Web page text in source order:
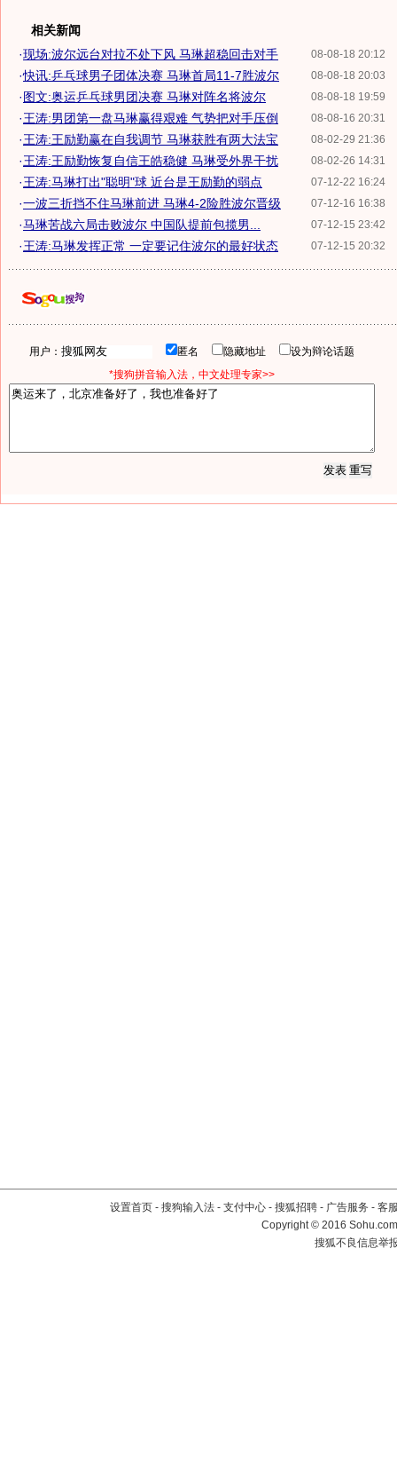
相关新闻
08-08-18 20:12
·现场:波尔远台对拉不处下风 马琳超稳回击对手
08-08-18 20:03
·快讯:乒乓球男子团体决赛 马琳首局11-7胜波尔
08-08-18 19:59
·图文:奥运乒乓球男团决赛 马琳对阵名将波尔
08-08-16 20:31
·王涛:男团第一盘马琳赢得艰难 气势把对手压倒
08-02-29 21:36
·王涛:王励勤赢在自我调节 马琳获胜有两大法宝
08-02-26 14:31
·王涛:王励勤恢复自信王皓稳健 马琳受外界干扰
07-12-22 16:24
·王涛:马琳打出"聪明"球 近台是王励勤的弱点
07-12-16 16:38
·一波三折挡不住马琳前进 马琳4-2险胜波尔晋级
07-12-15 23:42
·马琳苦战六局击败波尔 中国队提前包揽男...
07-12-15 20:32
·王涛:马琳发挥正常 一定要记住波尔的最好状态
用户： 匿名 隐藏地址
设为辩论话题
*搜狗拼音输入法，中文处理专家>>
设置首页 - 搜狗输入法 - 支付中心 - 搜狐招聘 - 广告服务 - 客
Copyright©2016
搜狐不良信息举